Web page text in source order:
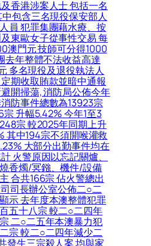
香港涉案人士 包括一名
包含三名現役保安部人
員 犯罪集團藉水療、按
東歐女子從事性交易 每
澳門元 技師可分得1000
去年整體不法收益高達
多名現役及退役執法人
期收取賄款並暗中通報
開掃蕩, 消防局公佈今年
防事件總數為13923宗
升幅5.42% 今年1至3
宗 較2025年同期上升
其中194宗不須開喉灌救
大部分出勤事件均在
火警原因以忘記關爐、
香燭/冥鏹、機件/設備
合共166宗 佔火警總出
司長辦公室公佈二○二
示 去年度本澳整體犯罪
五十八宗 較二○二四年
二○二五年本澳暴力犯
宗 較二○二四年減少二
發生三宗殺人案 均與家